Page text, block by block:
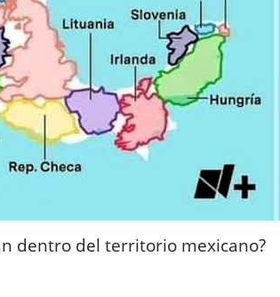
dentro del territorio mexicano?